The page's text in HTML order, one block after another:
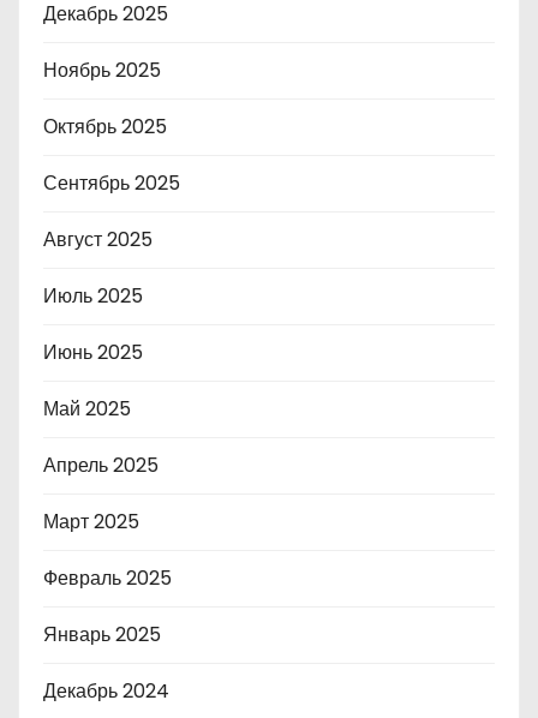
Декабрь 2025
Ноябрь 2025
Октябрь 2025
Сентябрь 2025
Август 2025
Июль 2025
Июнь 2025
Май 2025
Апрель 2025
Март 2025
Февраль 2025
Январь 2025
Декабрь 2024